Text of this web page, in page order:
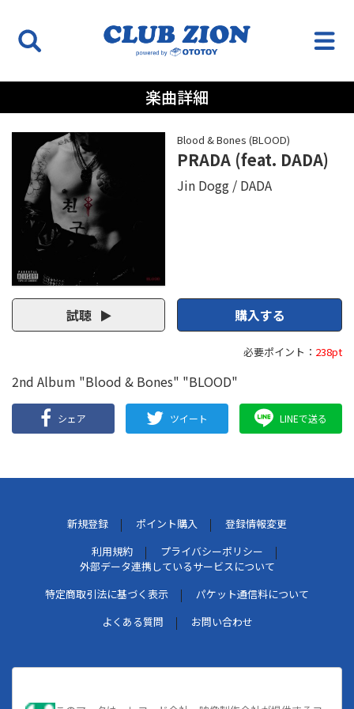
楽曲詳細
Blood & Bones (BLOOD)
PRADA (feat. DADA)
Jin Dogg DADA
試聴 購入する
必要ポイント： 238pt
2nd Album "Blood & Bones" "BLOOD"
シェア ツイート LINEで送る
新規登録 ポイント購入
登録情報変更
利用規約
プライバシーポリシー
外部データ連携しているサービスについて
特定商取引法に基づく表示
パケット通信料について
よくある質問
お問い合わせ